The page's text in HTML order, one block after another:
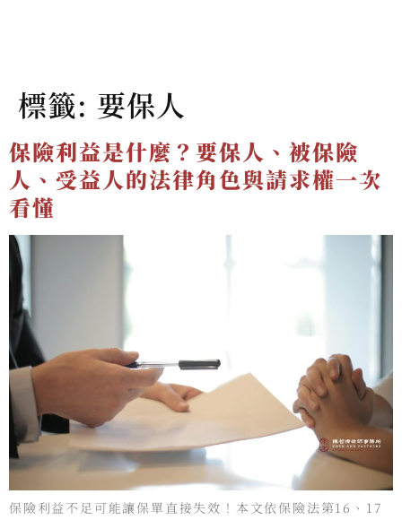
標籤: 要保人
保險利益是什麼？要保人、被保險
人、受益人的法律角色與請求權一次
看懂
保險利益不足可能讓保單直接失效！本文依保險法第16、17